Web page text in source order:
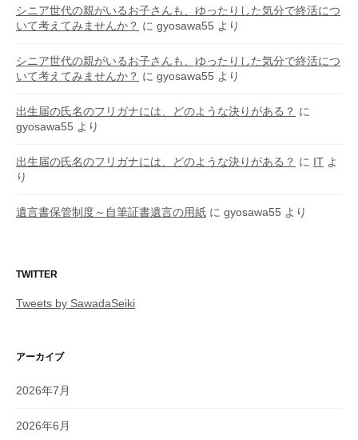
シニア世代の親がいるお子さんも、ゆったりした気分で終活につ
いて考えてみませんか？ に gyosawa55 より
シニア世代の親がいるお子さんも、ゆったりした気分で終活につ
いて考えてみませんか？ に gyosawa55 より
出生届の氏名のフリガナには、どのような決りがある？ に
gyosawa55 より
出生届の氏名のフリガナには、どのような決りがある？ に IT よ
り
遺言書保管制度～自筆証書遺言の用紙 に gyosawa55 より
TWITTER
Tweets by SawadaSeiki
アーカイブ
2026年7月
2026年6月